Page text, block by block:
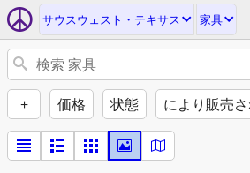
サウスウェスト・テキサス 家具
+ 価格 状態 により販売